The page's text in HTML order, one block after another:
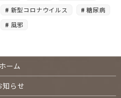
新型コロナウイルス
糖尿病
風邪
ホーム
知らせ